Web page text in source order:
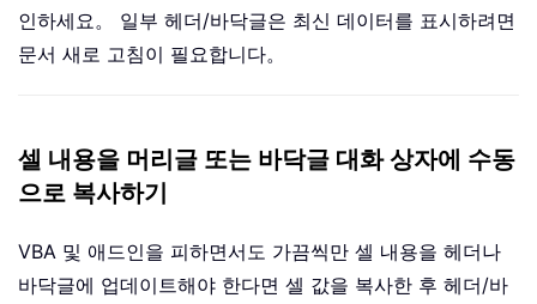
인하세요。 일부 헤더/바닥글은 최신 데이터를 표시하려면
문서 새로 고침이 필요합니다。
셀 내용을 머리글 또는 바닥글 대화 상자에 수동
으로 복사하기
VBA 및 애드인을 피하면서도 가끔씩만 셀 내용을 헤더나
바닥글에 업데이트해야 한다면 셀 값을 복사한 후 헤더/바